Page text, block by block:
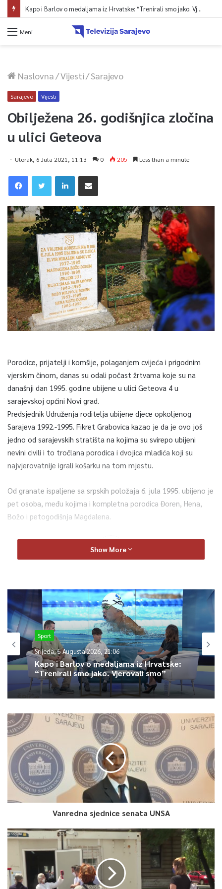
Kapo i Barlov o medaljama iz Hrvatske: “Trenirali smo jako. Vjerovali smo”
Meni
Naslovna/Vijesti/Sarajevo
Sarajevo Vijesti
Obilježena 26. godišnjica zločina
u ulici Geteova
Utorak, 6 Jula 2021, 11:13 0 205 Less than a minute
Porodice, prijatelji i komšije, polaganjem cvijeća i prigodnim
vjerskim činom, danas su odali počast žrtvama koje su na
današnji dan 1995. godine ubijene u ulici Geteova 4 u
sarajevskoj općini Novi grad.
Predsjednik Udruženja roditelja ubijene djece opkoljenog
Sarajeva 1992.-1995. Fikret Grabovica kazao je da je ovo još
jedno od sarajevskih stratišta na kojima su svirepo ubijeni
nevini civili i to tročlana porodica i dvojica mladića koji su
najvjerovatnije igrali košarku na tom mjestu.
Od granate ispaljene sa srpskih položaja 6. jula 1995. ubijeno je
pet osoba, među kojima i kompletna porodica Đoren, Hena,
Božo i petogodišnja Magdalena.
0
Show More
Sport
Srijeda, 5 Augusta 2026, 21:06
Kapo i Barlov o medaljama iz Hrvatske:
“Trenirali smo jako. Vjerovali smo”
Vanredna sjednice senata UNSA